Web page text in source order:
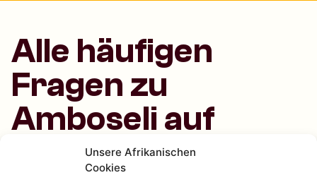
Unsere Afrikanischen
Cookies
Alle häufigen
Fragen zu
Amboseli auf
einen Blick